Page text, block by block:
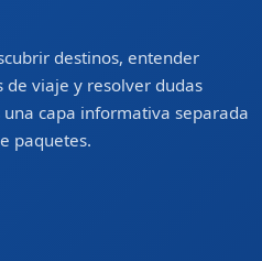
destinos, entender
viaje y resolver dudas
capa informativa separada
paquetes.